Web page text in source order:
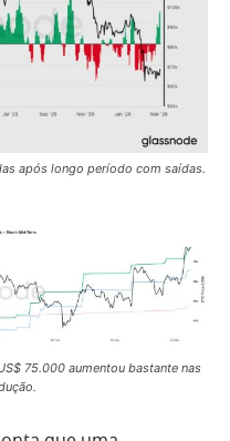
após longo período com saídas.
75.000 aumentou bastante nas